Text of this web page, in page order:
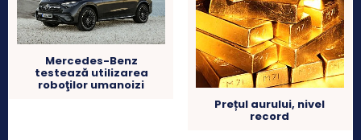
Mercedes-Benz
testează utilizarea
roboţilor umanoizi
Prețul aurului, nivel
record